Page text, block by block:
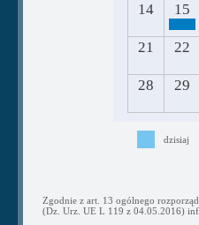
14 15
21 22
28 29
dzisiaj
Zgodnie z art. 13 ogólnego
(Dz. Urz. UE L 119 z 04.05.2016)